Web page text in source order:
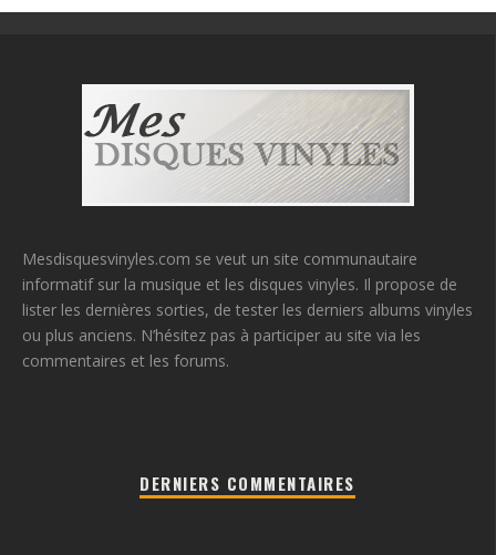
Mesdisquesvinyles.com se veut un site communautaire
informatif sur la musique et les disques vinyles. Il propose de
lister les dernières sorties, de tester les derniers albums vinyles
ou plus anciens. N’hésitez pas à participer au site via les
commentaires et les forums.
DERNIERS COMMENTAIRES